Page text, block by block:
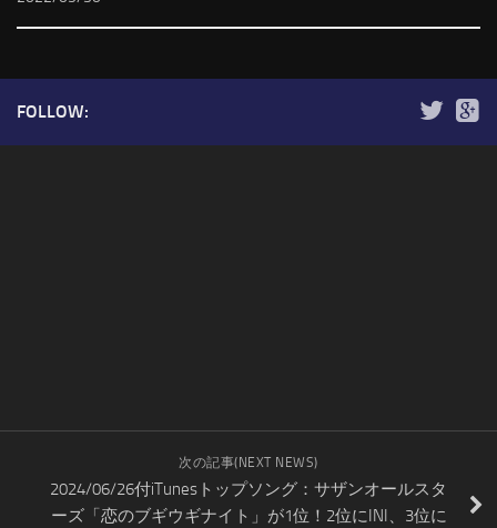
FOLLOW:
次の記事(NEXT NEWS)
2024/06/26付iTunesトップソング：サザンオールスタ
ーズ「恋のブギウギナイト」が1位！2位にINI、3位に